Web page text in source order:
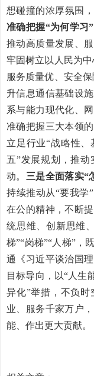
想碰撞的浓厚氛围
准确把握“为何学习
推动高质量发展、
牢固树立以人民为中
服务质量优、安全
升信息通信基础设
系与能力现代化、
准确把握三大本领
立足行业“战略性
五”发展规划，推
动。 三是全面落实“
持续推动从“要我学
在公的精神，不断
统思维、创新思维
梯”“岗梯”“人梯”，
通《习近平谈治国
目标导向，以“人生
异化”举措，不负
业、服务千家万户
能、作出更大贡献。